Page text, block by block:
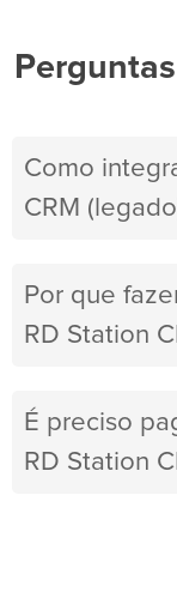
Como
CRM
Por que
RD Station
É preciso
RD Station